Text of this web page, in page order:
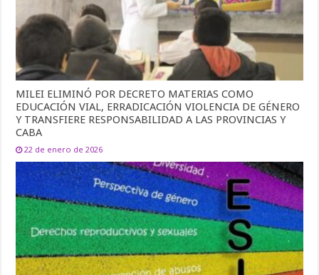
MILEI ELIMINÓ POR DECRETO MATERIAS COMO
EDUCACIÓN VIAL, ERRADICACIÓN VIOLENCIA DE GÉNERO
Y TRANSFIERE RESPONSABILIDAD A LAS PROVINCIAS Y
CABA
22 de enero de 2026